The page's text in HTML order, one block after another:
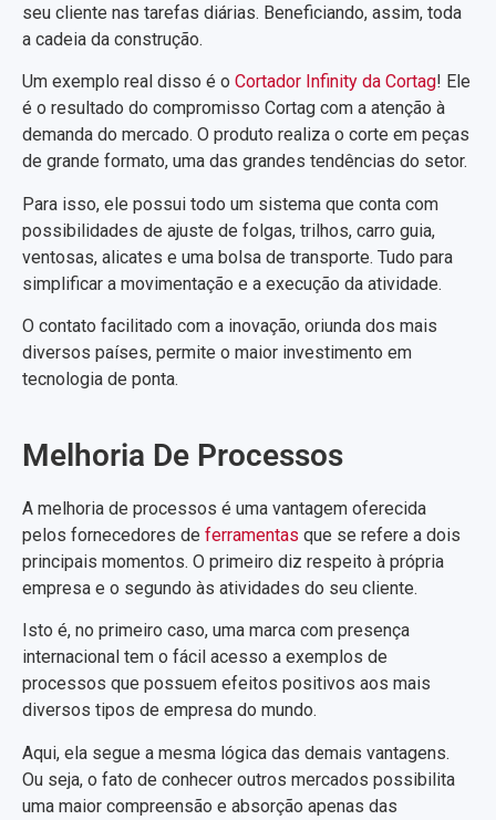
seu cliente nas tarefas diárias. Beneficiando, assim, toda
a cadeia da construção.
Um exemplo real disso é o Cortador Infinity da Cortag! Ele
é o resultado do compromisso Cortag com a atenção à
demanda do mercado. O produto realiza o corte em peças
de grande formato, uma das grandes tendências do setor.
Para isso, ele possui todo um sistema que conta com
possibilidades de ajuste de folgas, trilhos, carro guia,
ventosas, alicates e uma bolsa de transporte. Tudo para
simplificar a movimentação e a execução da atividade.
O contato facilitado com a inovação, oriunda dos mais
diversos países, permite o maior investimento em
tecnologia de ponta.
Melhoria De Processos
A melhoria de processos é uma vantagem oferecida
pelos fornecedores de ferramentas que se refere a dois
principais momentos. O primeiro diz respeito à própria
empresa e o segundo às atividades do seu cliente.
Isto é, no primeiro caso, uma marca com presença
internacional tem o fácil acesso a exemplos de
processos que possuem efeitos positivos aos mais
diversos tipos de empresa do mundo.
Aqui, ela segue a mesma lógica das demais vantagens.
Ou seja, o fato de conhecer outros mercados possibilita
uma maior compreensão e absorção apenas das